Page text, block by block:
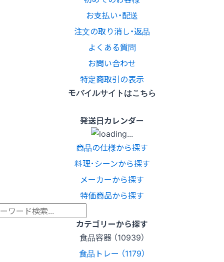
お支払い・配送
注文の取り消し・返品
よくある質問
お問い合わせ
特定商取引の表示
モバイルサイトはこちら
発送日カレンダー
商品の仕様から探す
料理･シーンから探す
メーカーから探す
特価商品から探す
カテゴリーから探す
食品容器 （10939）
食品トレー （1179）